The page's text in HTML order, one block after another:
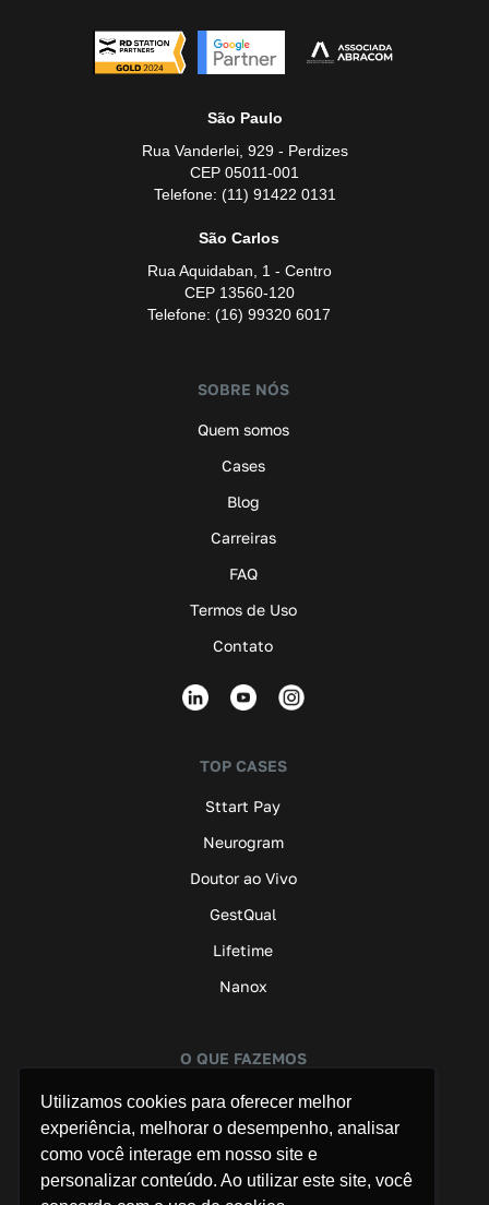
Utilizamos cookies para oferecer melhor
experiência, melhorar o desempenho, analisar
como você interage em nosso site e
personalizar conteúdo. Ao utilizar este site, você
São Paulo
Rua Vanderlei, 929 - Perdizes
CEP 05011-001
Telefone: (11) 91422 0131
São Carlos
Rua Aquidaban, 1 - Centro
CEP 13560-120
Telefone: (16) 99320 6017
SOBRE NÓS
Quem somos
Cases
Blog
Carreiras
FAQ
Termos de Uso
Contato
TOP CASES
Sttart Pay
Neurogram
Doutor ao Vivo
GestQual
Lifetime
Nanox
O QUE FAZEMOS
Assessoria de Imprensa
Marketing B2B
Saúde